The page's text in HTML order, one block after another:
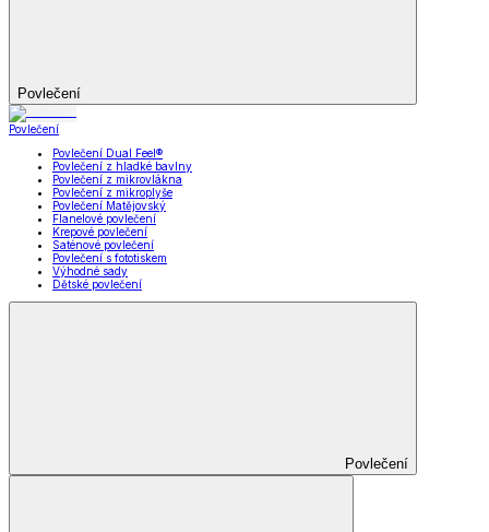
Povlečení
Povlečení
Povlečení Dual Feel®
Povlečení z hladké bavlny
Povlečení z mikrovlákna
Povlečení z mikroplyše
Povlečení Matějovský
Flanelové povlečení
Krepové povlečení
Saténové povlečení
Povlečení s fototiskem
Výhodné sady
Dětské povlečení
Povlečení